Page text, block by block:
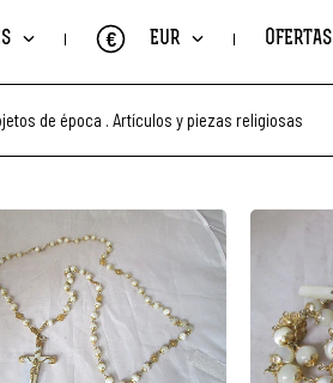
EUR
€ OFERTAS
de época Artículos y piezas religiosas